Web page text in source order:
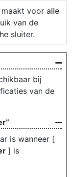
maakt voor alle
van de
sluiter.
bij
van de
is wanneer [
] is